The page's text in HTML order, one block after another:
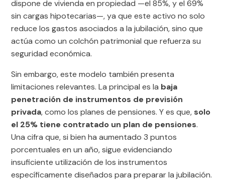
dispone de vivienda en propiedad —el 85%, y el 69%
sin cargas hipotecarias—, ya que este activo no solo
reduce los gastos asociados a la jubilación, sino que
actúa como un colchón patrimonial que refuerza su
seguridad económica.
Sin embargo, este modelo también presenta
limitaciones relevantes. La principal es la baja
penetración de instrumentos de previsión
privada, como los planes de pensiones. Y es que, solo
el 25% tiene contratado un plan de pensiones.
Una cifra que, si bien ha aumentado 3 puntos
porcentuales en un año, sigue evidenciando
insuficiente utilización de los instrumentos
específicamente diseñados para preparar la jubilación.